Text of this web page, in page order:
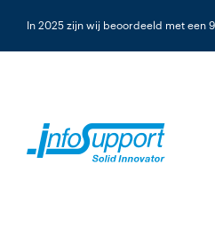
In 2025 zijn wij beoordeeld met een